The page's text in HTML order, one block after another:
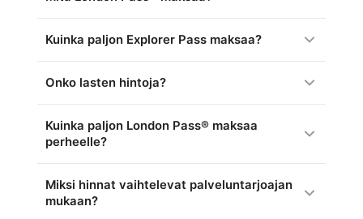
Kuinka paljon Explorer Pass maksaa?
Onko lasten hintoja?
Kuinka paljon London Pass® maksaa
perheelle?
Miksi hinnat vaihtelevat palveluntarjoajan
mukaan?